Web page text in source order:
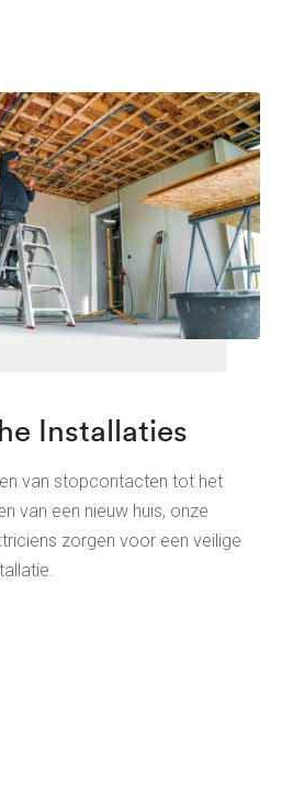
Installaties
van stopcontacten tot het
van een nieuw huis, onze
zorgen voor een veilige